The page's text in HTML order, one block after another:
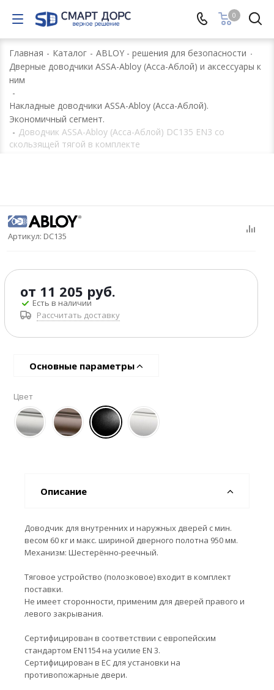
0
Главная - Каталог - ABLOY - решения для безопасности -
Дверные доводчики ASSA-Abloy (Асса-Аблой) и аксессуары к
ним
-
Накладные доводчики ASSA-Abloy (Асса-Аблой).
Экономичный сегмент.
- Доводчик ASSA-Abloy (Асса-Аблой) DC135 EN3 со
скользящей тягой в комплекте
Артикул: DC135
от 11 205 руб.
Есть в наличии
Рассчитать доставку
Основные параметры
Цвет
Описание
Доводчик для внутренних и наружных дверей с мин.
весом 60 кг и макс. шириной дверного полотна 950 мм.
Механизм: Шестерённо-реечный.
Тяговое устройство (полозковое) входит в комплект
поставки.
Не имеет сторонности, применим для дверей правого и
левого закрывания.
Сертифицирован в соответствии с европейским
стандартом EN1154 на усилие EN 3.
Сертифицирован в ЕС для установки на
противопожарные двери.